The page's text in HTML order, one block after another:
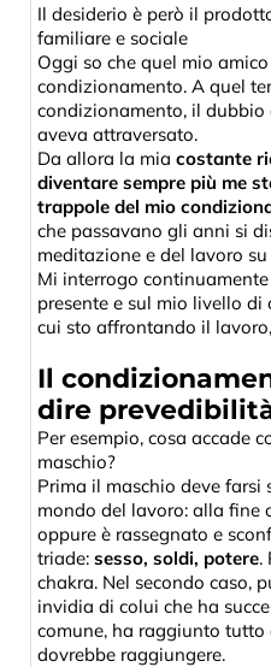
Il desiderio è però il
familiare e sociale
Oggi so che quel mio
condizionamento. A quel
condizionamento, il dubbio
aveva attraversato.
Da allora la mia costante
diventare sempre più me
trappole del mio
che passavano gli anni si
meditazione e del lavoro su
Mi interrogo
presente e sul mio livello
cui sto affrontando il
Il
dire
Per esempio, cosa accade
maschio?
Prima il maschio deve
mondo del lavoro: alla fine
oppure è rassegnato e
triade: sesso, soldi, potere.
chakra. Nel secondo caso,
invidia di colui che ha
comune, ha raggiunto tutto
dovrebbe raggiungere.